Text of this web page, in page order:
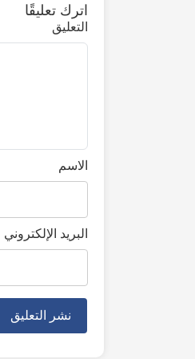
اترك تعليقًا
التعليق
الاسم
البريد الإلكتروني